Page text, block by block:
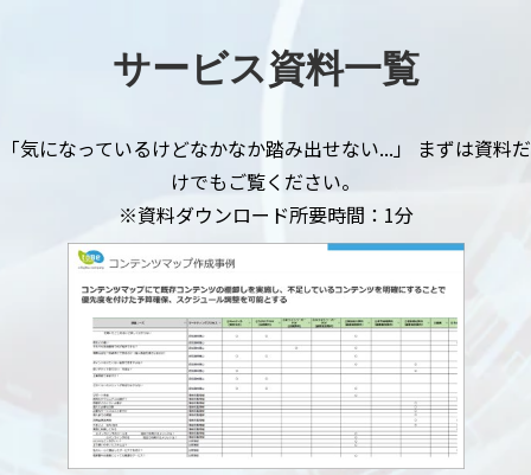
サービス資料一覧
「気になっているけどなかなか踏み出せない...」 まずは資料だ
けでもご覧ください。
※資料ダウンロード所要時間：1分